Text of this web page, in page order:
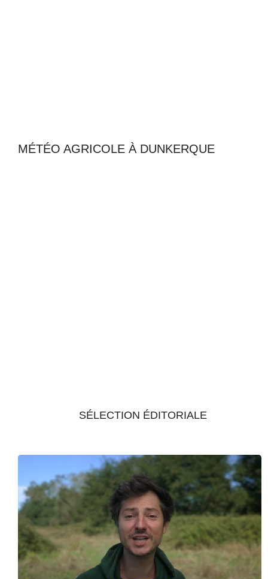
MÉTÉO AGRICOLE À DUNKERQUE
SÉLECTION ÉDITORIALE